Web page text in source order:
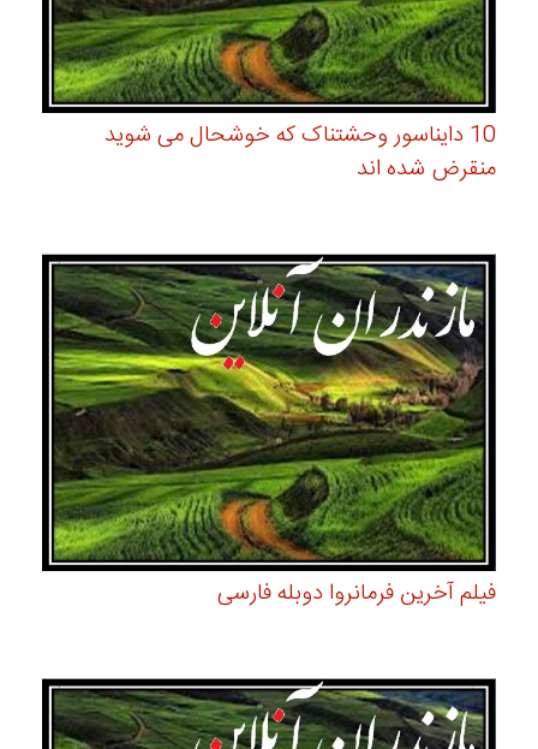
10 دایناسور وحشتناک که خوشحال می شوید
منقرض شده اند
فیلم آخرین فرمانروا دوبله فارسی